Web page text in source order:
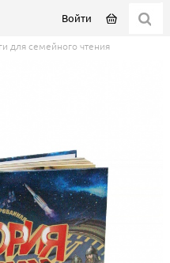
Войти
для семейного чтения